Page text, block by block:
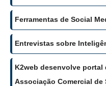
Ferramentas de Social
Entrevistas sobre
K2web desenvolve
Associação Comercial de